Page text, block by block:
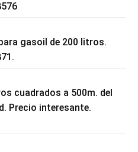
gasoil de 200 litros.
cuadrados a 500m. del
Precio interesante.